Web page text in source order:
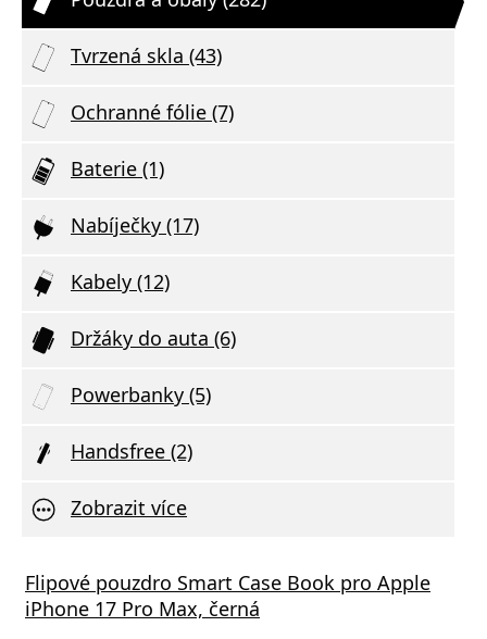
Tvrzená skla (43)
Ochranné fólie (7)
Baterie (1)
Nabíječky (17)
Kabely (12)
Držáky do auta (6)
Powerbanky (5)
Handsfree (2)
Zobrazit více
Flipové pouzdro Smart Case Book pro Apple
iPhone 17 Pro Max, černá
nabíječka FIXED s 2xUSB výstupem, 17W
Rapid Charge, bílá